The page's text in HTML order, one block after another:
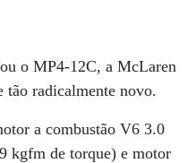
o MP4-12C, a McLaren
tão radicalmente novo.
a combustão V6 3.0
kgfm de torque) e motor